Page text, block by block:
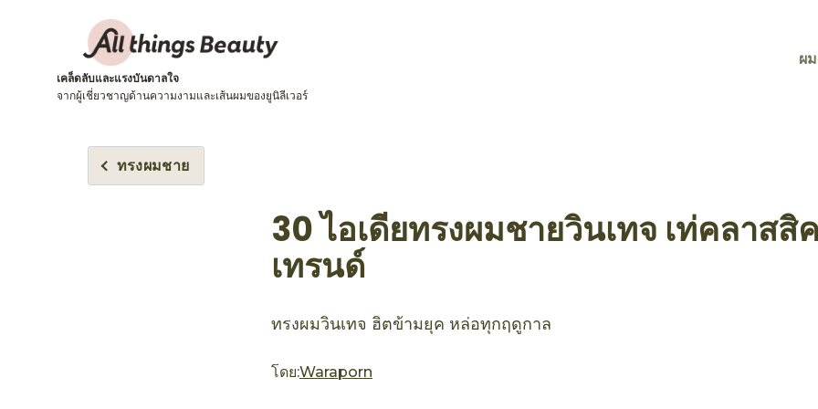
เคล็ดลับและแรงบันดาลใจ
จากผู้เชี่ยวชาญด้านความงามและเส้นผมของยูนิลีเวอร์
ผม
ทรงผมชาย
30 ไอเดียทรงผมชายวินเทจ เท่คลาสสิ
เทรนด์
ทรงผมวินเทจ ฮิตข้ามยุค หล่อทุกฤดูกาล
โดย:Waraporn